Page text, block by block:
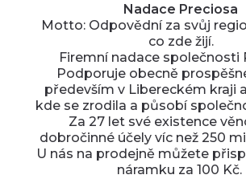
Nadace Preciosa
Motto: Odpovědní za svůj
co zde žijí.
Firemní nadace společnosti
Podporuje obecně
především v Libereckém kraji
kde se zrodila a působí
Za 27 let své existence
dobročinné účely víc než 250
U nás na prodejně můžete
náramku za 100 Kč.